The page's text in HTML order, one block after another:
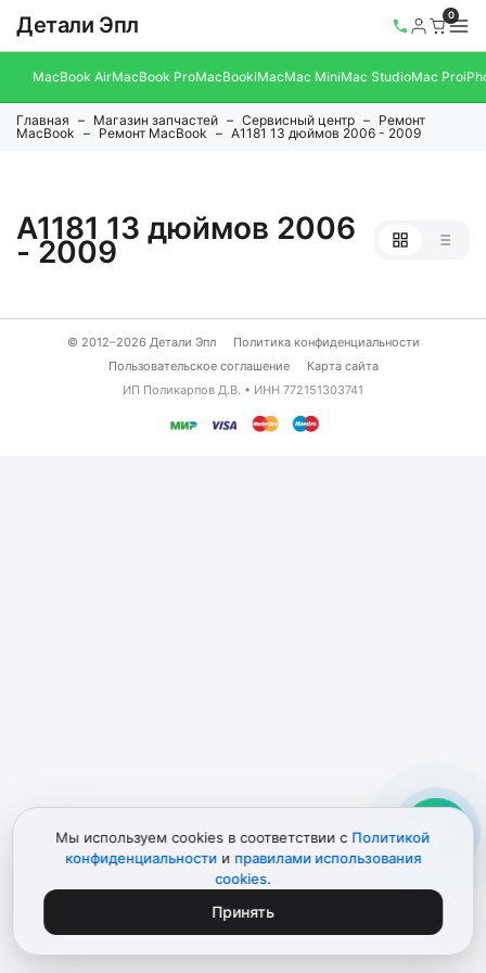
Детали Эпл 0
MacBook AirMacBook ProMacBookiMacMac MiniMac StudioMac Pro
Главная Магазин запчастей Сервисный центр
Ремонт
MacBook
Ремонт MacBook A1181 13 дюймов 2006 - 2009
A1181 13 дюймов 2006
- 2009
© 2012–2026 Детали Эпл
Политика конфиденциальности
Пользовательское соглашение
Карта сайта
ИП Поликарпов Д.В. • ИНН 772151303741
Мы используем cookies в соответствии с Политикой
конфиденциальности и правилами использования
cookies.
Принять